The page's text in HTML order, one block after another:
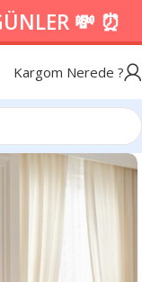
💸 ⏰
Kargom Nerede ?